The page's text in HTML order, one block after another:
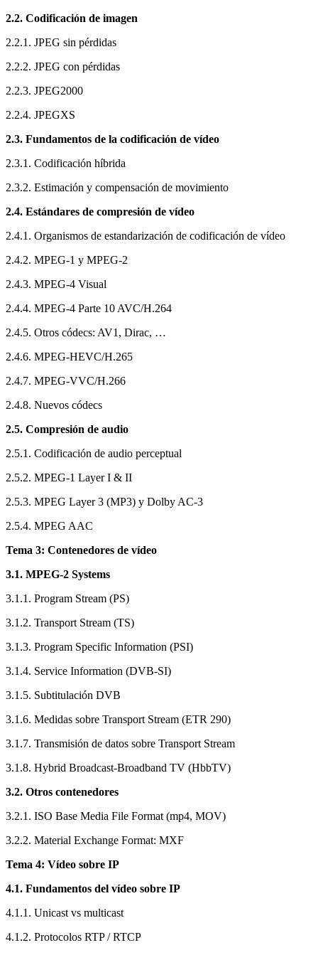
2.2. Codificación de imagen
2.2.1. JPEG sin pérdidas
2.2.2. JPEG con pérdidas
2.2.3. JPEG2000
2.2.4. JPEGXS
2.3. Fundamentos de la codificación de vídeo
2.3.1. Codificación híbrida
2.3.2. Estimación y compensación de movimiento
2.4. Estándares de compresión de vídeo
2.4.1. Organismos de estandarización de codificación de vídeo
2.4.2. MPEG-1 y MPEG-2
2.4.3. MPEG-4 Visual
2.4.4. MPEG-4 Parte 10 AVC/H.264
2.4.5. Otros códecs: AV1, Dirac, …
2.4.6. MPEG-HEVC/H.265
2.4.7. MPEG-VVC/H.266
2.4.8. Nuevos códecs
2.5. Compresión de audio
2.5.1. Codificación de audio perceptual
2.5.2. MPEG-1 Layer I & II
2.5.3. MPEG Layer 3 (MP3) y Dolby AC-3
2.5.4. MPEG AAC
Tema 3: Contenedores de vídeo
3.1. MPEG-2 Systems
3.1.1. Program Stream (PS)
3.1.2. Transport Stream (TS)
3.1.3. Program Specific Information (PSI)
3.1.4. Service Information (DVB-SI)
3.1.5. Subtitulación DVB
3.1.6. Medidas sobre Transport Stream (ETR 290)
3.1.7. Transmisión de datos sobre Transport Stream
3.1.8. Hybrid Broadcast-Broadband TV (HbbTV)
3.2. Otros contenedores
3.2.1. ISO Base Media File Format (mp4, MOV)
3.2.2. Material Exchange Format: MXF
Tema 4: Vídeo sobre IP
4.1. Fundamentos del vídeo sobre IP
4.1.1. Unicast vs multicast
4.1.2. Protocolos RTP / RTCP